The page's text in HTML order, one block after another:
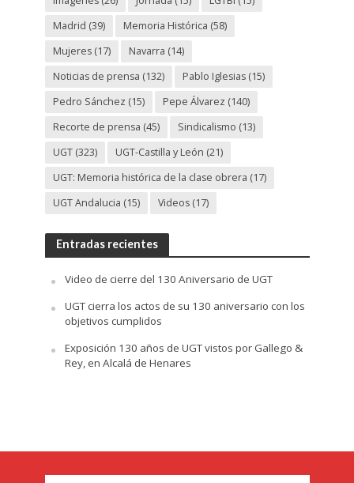
Madrid (39) Memoria Histórica (58)
Mujeres(17) Navarra (14)
Noticias de prensa (132) Pablo Iglesias(15)
Pedro Sánchez (15) Pepe Álvarez (140)
Recorte de prensa (45) Sindicalismo (13)
UGT(323) UGT-Castilla y León (21)
UGT: Memoria histórica de la clase obrera (17)
UGT Andalucia (15) Videos(17)
Entradas recientes
Video de cierre del 130 Aniversario de UGT
UGT cierra los actos de su 130 aniversario con los
objetivos cumplidos
Exposición 130 años de UGT vistos por Gallego &
Rey, en Alcalá de Henares